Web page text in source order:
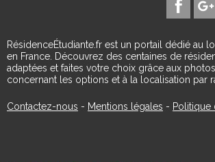
RésidenceÉtudiante.fr est un portail dédié au
en France. Découvrez des centaines de
adaptées et faites votre choix grâce aux
concernant les options et à la localisation par
Contactez-nous - Mentions légales - Politique